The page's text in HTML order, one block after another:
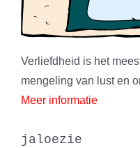
Verliefdheid is het
mengeling van lust en
Meer informatie
jaloezie